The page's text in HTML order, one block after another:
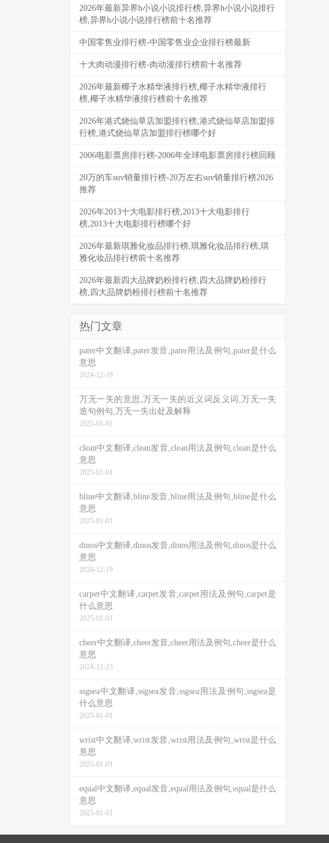
2026年最新异界h小说小说排行榜,异界h小说小说排行
榜,异界h小说小说排行榜前十名推荐
中国零售业排行榜-中国零售业企业排行榜最新
十大肉动漫排行榜-肉动漫排行榜前十名推荐
2026年最新椰子水精华液排行榜,椰子水精华液排行
榜,椰子水精华液排行榜前十名推荐
2026年港式烧仙草店加盟排行榜,港式烧仙草店加盟排
行榜,港式烧仙草店加盟排行榜哪个好
2006电影票房排行榜-2006年全球电影票房排行榜回顾
20万的车suv销量排行榜-20万左右suv销量排行榜2026
推荐
2026年2013十大电影排行榜,2013十大电影排行
榜,2013十大电影排行榜哪个好
2026年最新琪雅化妆品排行榜,琪雅化妆品排行榜,琪
雅化妆品排行榜前十名推荐
2026年最新四大品牌奶粉排行榜,四大品牌奶粉排行
榜,四大品牌奶粉排行榜前十名推荐
热门文章
pater中文翻译,pater发音,pater用法及例句,pater是什么
意思
2024-12-19
万无一失的意思,万无一失的近义词反义词,万无一失
造句例句,万无一失出处及解释
2025-01-01
clean中文翻译,clean发音,clean用法及例句,clean是什么
意思
2025-01-01
bline中文翻译,bline发音,bline用法及例句,bline是什么
意思
2025-01-01
dinos中文翻译,dinos发音,dinos用法及例句,dinos是什么
意思
2024-12-19
carpet中文翻译,carpet发音,carpet用法及例句,carpet是
什么意思
2025-01-01
cheer中文翻译,cheer发音,cheer用法及例句,cheer是什么
意思
2024-12-23
ssgsea中文翻译,ssgsea发音,ssgsea用法及例句,ssgsea是
什么意思
2025-01-01
wrist中文翻译,wrist发音,wrist用法及例句,wrist是什么
意思
2025-01-01
equal中文翻译,equal发音,equal用法及例句,equal是什么
意思
2025-01-01